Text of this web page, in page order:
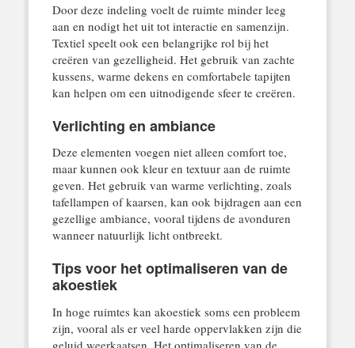
Door deze indeling voelt de ruimte minder leeg
aan en nodigt het uit tot interactie en samenzijn.
Textiel speelt ook een belangrijke rol bij het
creëren van gezelligheid. Het gebruik van zachte
kussens, warme dekens en comfortabele tapijten
kan helpen om een uitnodigende sfeer te creëren.
Verlichting en ambiance
Deze elementen voegen niet alleen comfort toe,
maar kunnen ook kleur en textuur aan de ruimte
geven. Het gebruik van warme verlichting, zoals
tafellampen of kaarsen, kan ook bijdragen aan een
gezellige ambiance, vooral tijdens de avonduren
wanneer natuurlijk licht ontbreekt.
Tips voor het optimaliseren van de
akoestiek
In hoge ruimtes kan akoestiek soms een probleem
zijn, vooral als er veel harde oppervlakken zijn die
geluid weerkaatsen. Het optimaliseren van de